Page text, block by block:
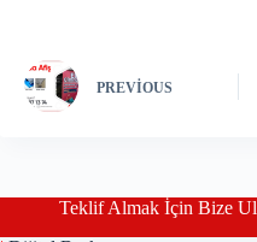
PREVIOUS
Teklif Almak İçin Bize